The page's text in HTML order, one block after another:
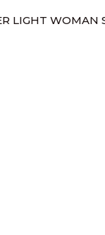
LIGHT WOMAN